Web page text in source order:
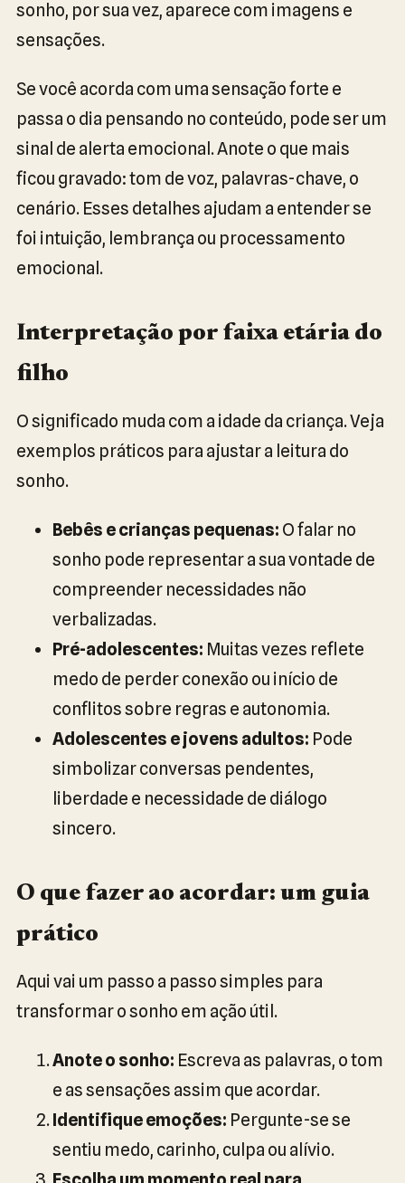
sonho, por sua vez, aparece com imagens e
sensações.
Se você acorda com uma sensação forte e
passa o dia pensando no conteúdo, pode ser um
sinal de alerta emocional. Anote o que mais
ficou gravado: tom de voz, palavras-chave, o
cenário. Esses detalhes ajudam a entender se
foi intuição, lembrança ou processamento
emocional.
Interpretação por faixa etária do
filho
O significado muda com a idade da criança. Veja
exemplos práticos para ajustar a leitura do
sonho.
Bebês e crianças pequenas: O falar no
sonho pode representar a sua vontade de
compreender necessidades não
verbalizadas.
Pré-adolescentes: Muitas vezes reflete
medo de perder conexão ou início de
conflitos sobre regras e autonomia.
Adolescentes e jovens adultos: Pode
simbolizar conversas pendentes,
liberdade e necessidade de diálogo
sincero.
O que fazer ao acordar: um guia
prático
Aqui vai um passo a passo simples para
transformar o sonho em ação útil.
Anote o sonho: Escreva as palavras, o tom
e as sensações assim que acordar.
Identifique emoções: Pergunte-se se
sentiu medo, carinho, culpa ou alívio.